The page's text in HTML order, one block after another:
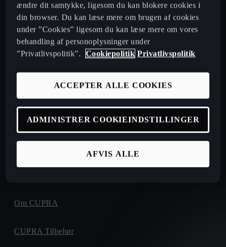
Book prøvetur
Biler på lager
Køb CUPRA online
Om CUPRA
CUPRA Tilbehør
ændre dit samtykke, ligesom du kan blokere cookies i
din browser. Du kan læse mere om brugen af cookies
under ”Cookies” ligesom du kan læse mere om vores
behandling af personoplysninger under
”Privatlivspolitik”.
Cookiepolitik Privatlivspolitik
AFVIS ALLE
ACCEPTER ALLE COOKIES
ADMINISTRER COOKIEINDSTILLINGER